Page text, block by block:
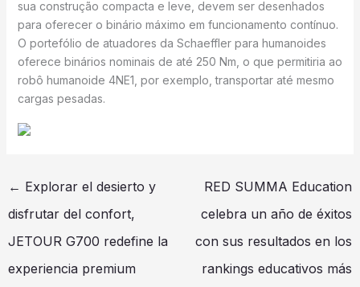
sua construção compacta e leve, devem ser desenhados
para oferecer o binário máximo em funcionamento contínuo.
O portefólio de atuadores da Schaeffler para humanoides
oferece binários nominais de até 250 Nm, o que permitiria ao
robô humanoide 4NE1, por exemplo, transportar até mesmo
cargas pesadas.
← Explorar el desierto y
disfrutar del confort,
JETOUR G700 redefine la
experiencia premium
RED SUMMA Education
celebra un año de éxitos
con sus resultados en los
rankings educativos más